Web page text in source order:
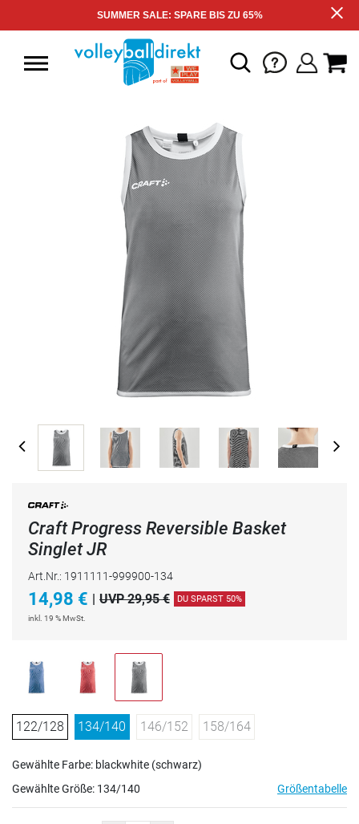
SUMMER SALE: SPARE BIS ZU 65%
Craft Progress Reversible Basket
Singlet JR
Art.Nr.: 1911111-999900-134
14,98 € | UVP 29,95 € DU SPARST 50%
inkl. 19 % MwSt.
122/128 134/140 146/152 158/164
Gewählte Farbe: blackwhite (schwarz)
Gewählte Größe: 134/140 Größentabelle